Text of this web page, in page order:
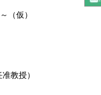
（仮）
教授）